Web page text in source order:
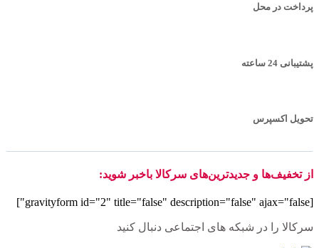
پرداخت در محل
پشتیبانی 24 ساعته
تحویل اکسپرس
از تخفیف‌ها و جدیدترین‌های سرکالا باخبر شوید:
[gravityform id="2" title="false" description="false" ajax="false"]
سرکالا را در شبکه های اجتماعی دنبال کنید